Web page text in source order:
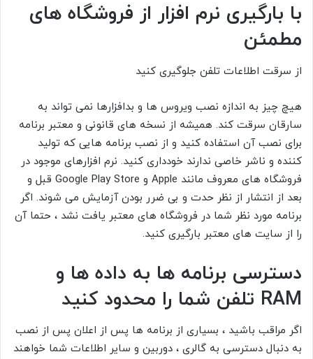
با بارگیری نرم افزار از فروشگاه های
مطمئن
از سرقت اطلاعات تلفن جلوگیری کنید
هیچ چیز به اندازه نصب ویروس ها و بدافزارها نمی تواند به
سارقان سرقت کند. همیشه از نسخه های قانونی و معتبر برنامه
برای نصب آن استفاده کنید و از نصب برنامه هایی که تولید
کننده و ناشر خاصی ندارند خودداری کنید. نرم افزارهای موجود در
فروشگاه های معروف مانند Apple و Google Play Store قبل و
بعد از انتشار از نظر حدت و بی ضرر بودن آزمایش می شوند. اگر
برنامه مورد نظر شما در فروشگاه های معتبر یافت نشد ، حتما آن
را از سایت های معتبر بارگیری کنید.
دسترسی برنامه ها به داده ها و
RAM تلفن شما را محدود کنید
اگر مراقب باشید ، بسیاری از برنامه ها پس از اعلان پس از نصب
به دنبال دسترسی به گالری ، دوربین و سایر اطلاعات شما خواهند